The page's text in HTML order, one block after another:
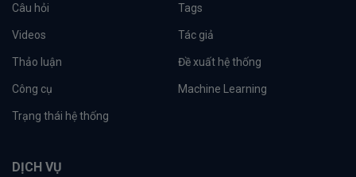
Câu hỏi Tags
Videos Tác giả
Thảo luận Đề xuất hệ thống
Công cụ Machine Learning
Trạng thái hệ thống
DỊCH VỤ